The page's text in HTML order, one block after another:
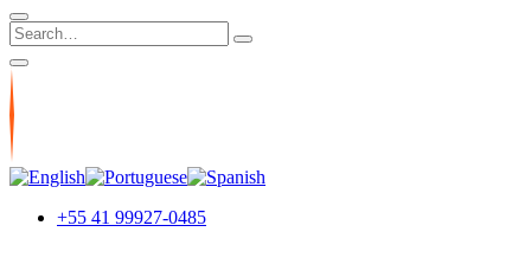
+55 41 99927-0485